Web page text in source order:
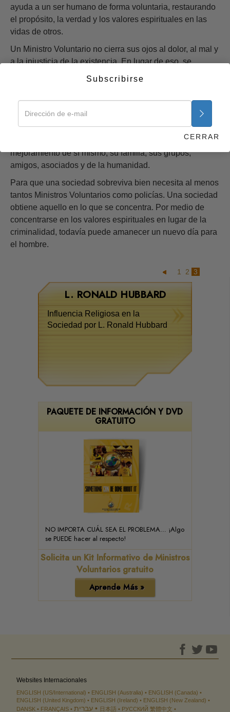
ayuda a un ser humano de forma voluntaria, restaurando
el propósito, la verdad y los valores espirituales en las
vidas de otros.
Un Ministro Voluntario no cierra sus ojos al dolor, al mal y
a la injusticia de la existencia. En lugar de eso, se
prepara para resolver estas cosas y ayudar a los demás a
fortaleza personal.
¿Cómo lleva a cabo estos milagros un Ministro
Voluntario? Básicamente, él usa la tecnología de
mejoramiento de sí mismo, su familia, sus grupos,
amigos, asociados y de la humanidad.
Para que una sociedad sobreviva bien necesita al menos
tantos Ministros Voluntarios como policías. Una sociedad
obtiene aquello en lo que se concentra. Por medio de
concentrarse en los valores espirituales en lugar de la
criminalidad, todavía puede amanecer un nuevo día para
el hombre.
1 2 3
L. RONALD HUBBARD
Influencia Religiosa en la
Sociedad por L. Ronald Hubbard
PAQUETE DE INFORMACIÓN Y DVD
GRATUITO
NO IMPORTA CUÁL SEA EL PROBLEMA… ¡Algo
se PUEDE hacer al respecto!
Solicita un Kit Informativo de Ministros
Voluntarios gratuito
Aprende Más »
Websites Internacionales
ENGLISH (US/International) ENGLISH (Australia)
ENGLISH (Canada)
ENGLISH (United Kingdom)
ENGLISH (Ireland)
ENGLISH (New Zealand)
DANSK
FRANÇAIS עברית 日本語 РУССКИЙ 繁體中文
Subscribirse
CERRAR